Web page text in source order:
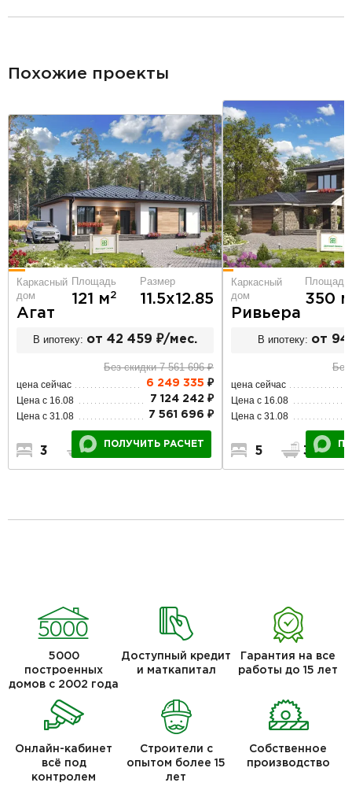
Похожие проекты
Каркасный
дом
Агат
Площадь
121 м2
Размер
11.5х12.85
В ипотеку: от 42 459 ₽/мес.
Без скидки 7 561 696 ₽
цена сейчас 6 249 335 ₽
Цена с 16.08 7 124 242 ₽
Цена с 31.08 7 561 696 ₽
3 2 1
ПОЛУЧИТЬ РАСЧЕТ
Каркасный
дом
Ривьера
Площадь
350 м
В ипотеку: от 94
Без
цена сейчас
Цена с 16.08
Цена с 31.08
5 3
5000
построенных
домов с 2002 года
Доступный кредит
и маткапитал
Гарантия на все
работы до 15 лет
Онлайн-кабинет
всё под
контролем
Строители с
опытом более 15
лет
Собственное
производство